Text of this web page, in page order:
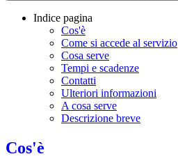
Indice pagina
Cos'è
Come si accede al servizio
Cosa serve
Tempi e scadenze
Contatti
Ulteriori informazioni
A cosa serve
Descrizione breve
Cos'è